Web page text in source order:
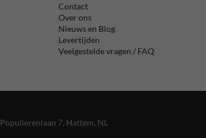
Contact
Over ons
Nieuws en Blog
Levertijden
Veelgestelde vragen / FAQ
Populierenlaan 7, Hattem, NL